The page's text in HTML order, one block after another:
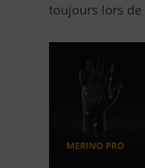
toujours lors